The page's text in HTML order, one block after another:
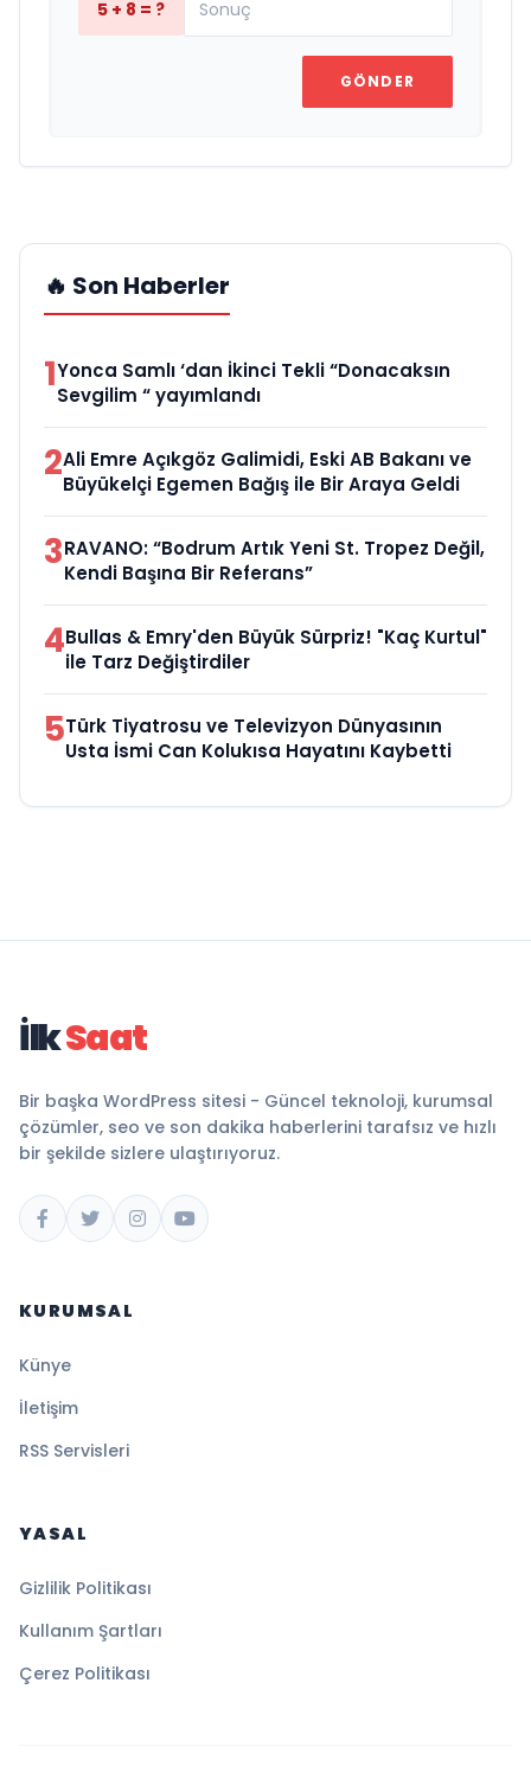
5 + 8 = ?
GÖNDER
🔥 Son Haberler
1Yonca Samlı ‘dan İkinci Tekli “Donacaksın
Sevgilim “ yayımlandı
2Ali Emre Açıkgöz Galimidi, Eski AB Bakanı ve
Büyükelçi Egemen Bağış ile Bir Araya Geldi
3RAVANO: “Bodrum Artık Yeni St. Tropez Değil,
Kendi Başına Bir Referans”
4Bullas & Emry'den Büyük Sürpriz! "Kaç Kurtul"
ile Tarz Değiştirdiler
5Türk Tiyatrosu ve Televizyon Dünyasının
Usta İsmi Can Kolukısa Hayatını Kaybetti
İlkSaat
Bir başka WordPress sitesi - Güncel teknoloji, kurumsal
çözümler, seo ve son dakika haberlerini tarafsız ve hızlı
bir şekilde sizlere ulaştırıyoruz.
KURUMSAL
Künye
İletişim
RSS Servisleri
YASAL
Gizlilik Politikası
Kullanım Şartları
Çerez Politikası